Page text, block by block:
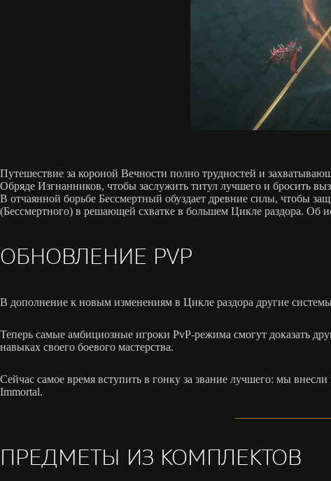
Путешествие за короной Вечности полно трудностей и
Обряде Изгнанников, чтобы заслужить титул лучшего и бросить
В отчаянной борьбе Бессмертный обуздает древние силы, чтобы
(Бессмертного) в решающей схватке в большем Цикле раздора. Об
ОБНОВЛЕНИЕ PVP
В дополнение к новым изменениям в Цикле раздора другие
Теперь самые амбициозные игроки PvP-режима смогут доказать
навыках своего боевого мастерства.
Сейчас самое время вступить в гонку за звание лучшего: мы
Immortal.
ПРЕДМЕТЫ ИЗ КОМПЛЕКТОВ